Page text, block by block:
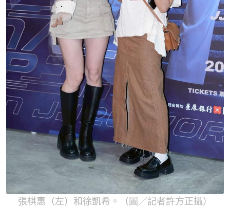
張棋惠（左）和徐凱希。（圖／記者許方正攝）